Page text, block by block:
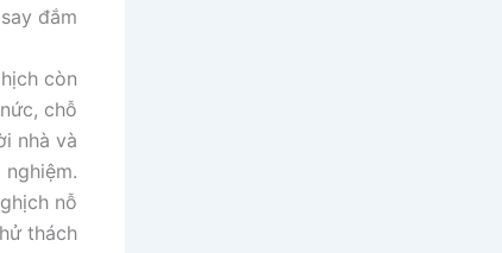
đắm.
còn
chỗ
nhà và
nỗ
thách.